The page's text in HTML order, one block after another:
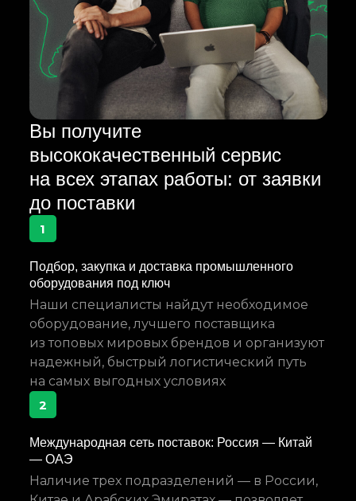
Вы получите
высококачественный сервис
на всех этапах работы: от заявки
до поставки
1
Подбор, закупка и доставка промышленного
оборудования под ключ
Наши специалисты найдут необходимое
оборудование, лучшего поставщика
из топовых мировых брендов и организуют
надежный, быстрый логистический путь
на самых выгодных условиях
2
Международная сеть поставок: Россия — Китай
— ОАЭ
Наличие трех подразделений — в России,